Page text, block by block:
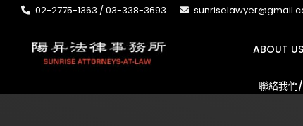
02-2775-1363 / 03-338-3693
ABOUT US
聯絡我們